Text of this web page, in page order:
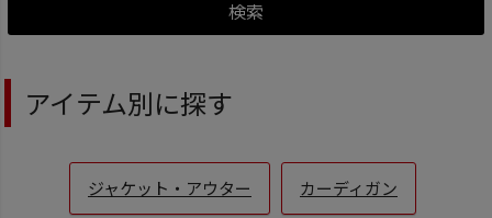
検索
アイテム別に探す
ジャケット・アウター カーディガン